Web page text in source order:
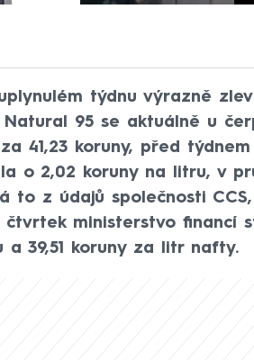
týdnu výrazně
Natural 95 se aktuálně u
41,23 koruny, před týdnem
o 2,02 koruny na litru, v
to z údajů společnosti
čtvrtek ministerstvo financí
a 39,51 koruny za litr nafty.